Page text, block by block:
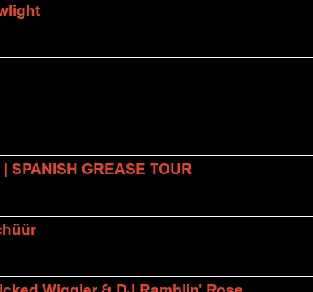
SPANISH GREASE TOUR